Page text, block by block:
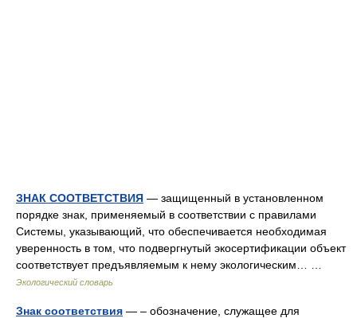
ЗНАК СООТВЕТСТВИЯ — защищенный в установленном
порядке знак, применяемый в соответствии с правилами
Системы, указывающий, что обеспечивается необходимая
уверенность в том, что подвергнутый экосертификации объект
соответствует предъявляемым к нему экологическим… …
Экологический словарь
Знак соответствия — – обозначение, служащее для